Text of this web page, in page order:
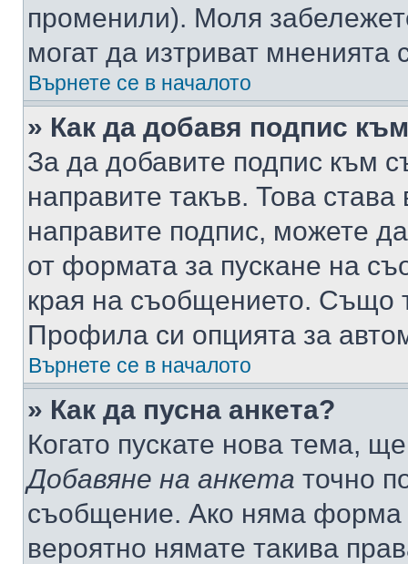
променили). Моля
могат да изтриват мненията
Върнете се в началото
» Как да добавя подпис
За да добавите подпис към
направите такъв. Това
направите подпис, можете
от формата за пускане на
края на съобщението. Също
Профила си опцията за
Върнете се в началото
» Как да пусна анкета?
Когато пускате нова тема,
Добавяне на анкета точно
съобщение. Ако няма форма
вероятно нямате такива